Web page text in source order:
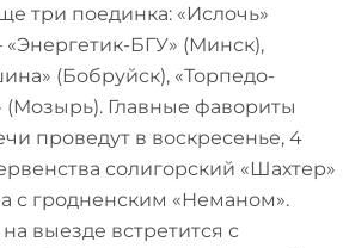
три поединка: «Ислочь»
БГУ» (Минск),
(Бобруйск), «Торпедо-
(Мозырь). Главные фавориты
проведут в воскресенье, 4
солигорский «Шахтер»
с гродненским «Неманом».
выезде встретится с